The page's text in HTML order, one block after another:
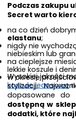
Podczas zakupu
Secret warto
na co dzień
elastanu;
nigdy nie
niebieskim lub
na cieplejsze
lekkie koszule i
koszule jeansowe
Wysokiej jakości
stylizacji.
dopasowane do
dostępną w
dodatki, które